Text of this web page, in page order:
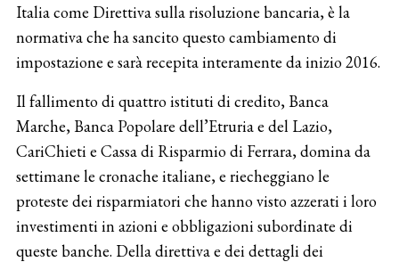
Italia come Direttiva sulla risoluzione bancaria, è la
normativa che ha sancito questo cambiamento di
impostazione e sarà recepita interamente da inizio 2016.
Il fallimento di quattro istituti di credito, Banca
Marche, Banca Popolare dell’Etruria e del Lazio,
CariChieti e Cassa di Risparmio di Ferrara, domina da
settimane le cronache italiane, e riecheggiano le
proteste dei risparmiatori che hanno visto azzerati i loro
investimenti in azioni e obbligazioni subordinate di
queste banche. Della direttiva e dei dettagli dei